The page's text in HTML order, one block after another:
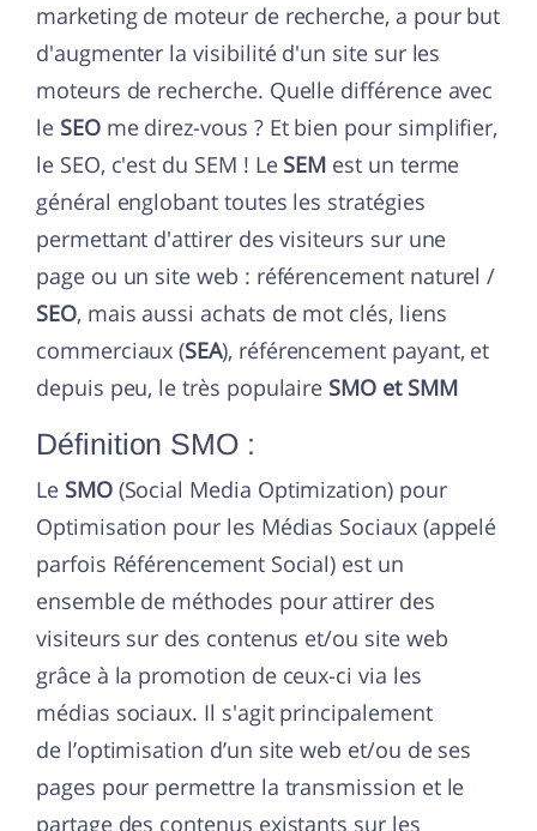
marketing de moteur de recherche, a pour but
d'augmenter la visibilité d'un site sur les
moteurs de recherche. Quelle différence avec
le SEOme direz-vous ? Et bien pour simplifier,
le SEO, c'est du SEM ! Le SEM est un terme
général englobant toutes les stratégies
permettant d'attirer des visiteurs sur une
page ou un site web : référencement naturel /
SEO, mais aussi achats de mot clés, liens
commerciaux (SEA), référencement payant, et
depuis peu, le très populaire SMO et SMM
Définition SMO :
Le SMO(Social Media Optimization) pour
Optimisation pour les Médias Sociaux (appelé
parfois Référencement Social) est un
ensemble de méthodes pour attirer des
visiteurs sur des contenus et/ou site web
grâce à la promotion de ceux-ci via les
médias sociaux. Il s'agit principalement
de l’optimisation d’un site web et/ou de ses
pages pour permettre la transmission et le
partage des contenus existants sur les